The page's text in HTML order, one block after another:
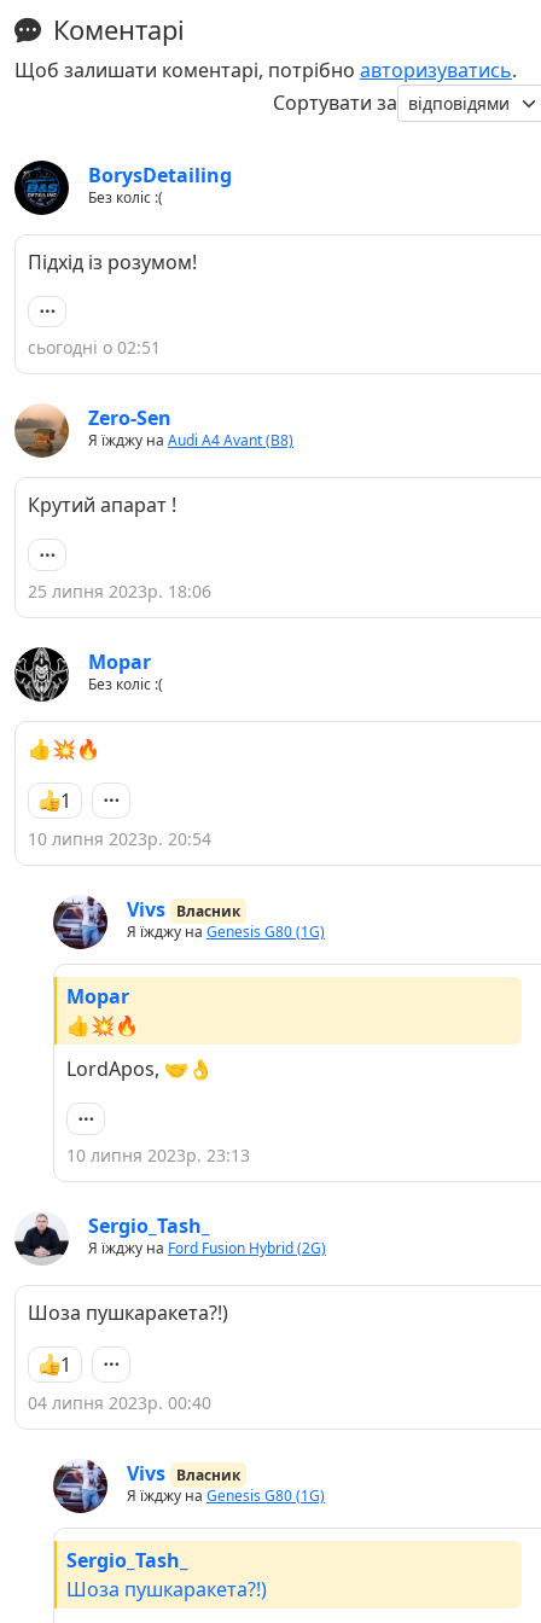
Коментарі
Щоб залишати коментарі, потрібно авторизуватись.
Сортувати за
BorysDetailing
Без коліс :(
Підхід із розумом!
сьогодні о 02:51
Zero-Sen
Я їжджу на Audi A4 Avant (B8)
Крутий апарат !
25 липня 2023р. 18:06
Mopar
Без коліс :(
👍💥🔥
1
10 липня 2023р. 20:54
Vivs Власник
Я їжджу на Genesis G80 (1G)
Mopar
👍💥🔥
LordApos, 🤝👌
10 липня 2023р. 23:13
Sergio_Tash_
Я їжджу на Ford Fusion Hybrid (2G)
Шоза пушкаракета?!)
1
04 липня 2023р. 00:40
Vivs Власник
Я їжджу на Genesis G80 (1G)
Sergio_Tash_
Шоза пушкаракета?!)